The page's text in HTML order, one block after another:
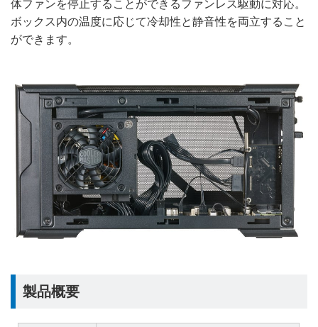
体ファンを停止することができるファンレス駆動に対応。
ボックス内の温度に応じて冷却性と静音性を両立すること
ができます。
製品概要